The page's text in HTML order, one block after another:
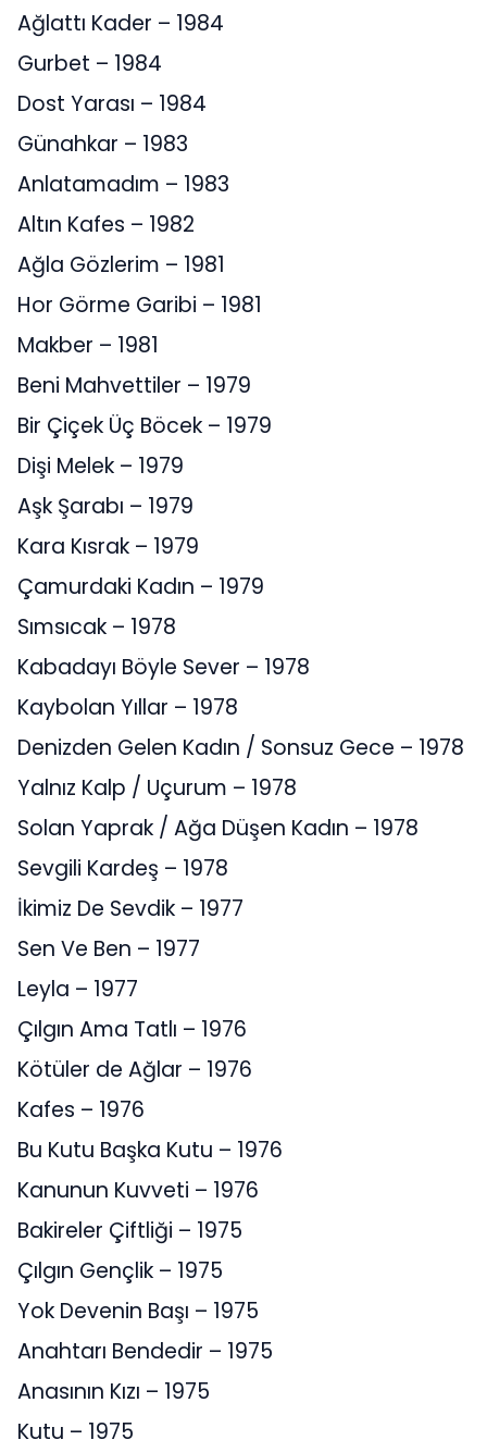
Ağlattı Kader – 1984
Gurbet – 1984
Dost Yarası – 1984
Günahkar – 1983
Anlatamadım – 1983
Altın Kafes – 1982
Ağla Gözlerim – 1981
Hor Görme Garibi – 1981
Makber – 1981
Beni Mahvettiler – 1979
Bir Çiçek Üç Böcek – 1979
Dişi Melek – 1979
Aşk Şarabı – 1979
Kara Kısrak – 1979
Çamurdaki Kadın – 1979
Sımsıcak – 1978
Kabadayı Böyle Sever – 1978
Kaybolan Yıllar – 1978
Denizden Gelen Kadın / Sonsuz Gece – 1978
Yalnız Kalp / Uçurum – 1978
Solan Yaprak / Ağa Düşen Kadın – 1978
Sevgili Kardeş – 1978
İkimiz De Sevdik – 1977
Sen Ve Ben – 1977
Leyla – 1977
Çılgın Ama Tatlı – 1976
Kötüler de Ağlar – 1976
Kafes – 1976
Bu Kutu Başka Kutu – 1976
Kanunun Kuvveti – 1976
Bakireler Çiftliği – 1975
Çılgın Gençlik – 1975
Yok Devenin Başı – 1975
Anahtarı Bendedir – 1975
Anasının Kızı – 1975
Kutu – 1975